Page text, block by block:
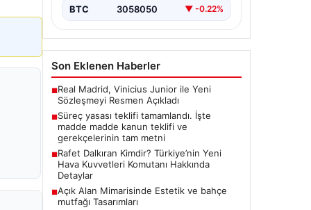
BTC 3058050 ▼ -0.22%
Son Eklenen Haberler
■Real Madrid, Vinicius Junior ile Yeni
Sözleşmeyi Resmen Açıkladı
■Süreç yasası teklifi tamamlandı. İşte
madde madde kanun teklifi ve
gerekçelerinin tam metni
■Rafet Dalkıran Kimdir? Türkiye’nin Yeni
Hava Kuvvetleri Komutanı Hakkında
Detaylar
■Açık Alan Mimarisinde Estetik ve bahçe
mutfağı Tasarımları